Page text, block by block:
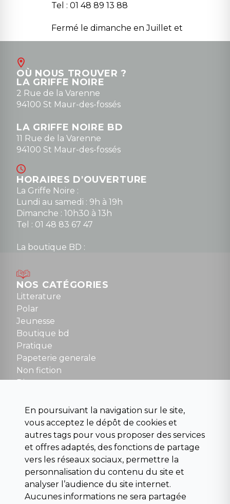
Tel : 01 48 89 13 88
Fermé le dimanche en Juillet et
Août
contact@la-griffe-noire.com
0148836747
OÙ NOUS TROUVER ?
LA GRIFFE NOIRE
2 Rue de la Varenne
94100 St Maur-des-fossés
LA GRIFFE NOIRE BD
11 Rue de la Varenne
94100 St Maur-des-fossés
HORAIRES D'OUVERTURE
La Griffe Noire :
Lundi au samedi : 9h à 19h
Dimanche : 10h30 à 13h
Tel : 01 48 83 67 47
La boutique BD :
Mardi au samedi : 10h à 13h / 14h à 19h
Dimanche : 10h30 à 12h30
Tel : 01 48 89 13 88
NOUS CONTACTER
contact@la-griffe-noire.com
NOS CATÉGORIES
Litterature
Polar
Jeunesse
Boutique bd
Pratique
Papeterie generale
Non fiction
Divers
Beaux livres et art
Para scolaire
Histoire
Pochoteque
Pleiade
En poursuivant la navigation sur le site,
vous acceptez le dépôt de cookies et
autres tags pour vous proposer des services
et offres adaptés, des fonctions de partage
vers les réseaux sociaux, permettre la
personnalisation du contenu du site et
analyser l’audience du site internet.
Aucunes informations ne sera partagée